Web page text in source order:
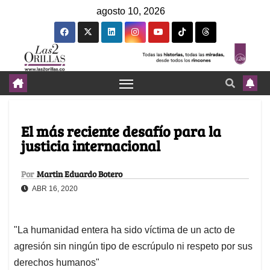
agosto 10, 2026
El más reciente desafío para la
justicia internacional
Por Martin Eduardo Botero
ABR 16, 2020
"La humanidad entera ha sido víctima de un acto de
agresión sin ningún tipo de escrúpulo ni respeto por sus
derechos humanos"